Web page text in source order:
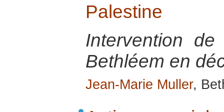
Palestine
Intervention
Bethléem en
Jean-Marie Muller,